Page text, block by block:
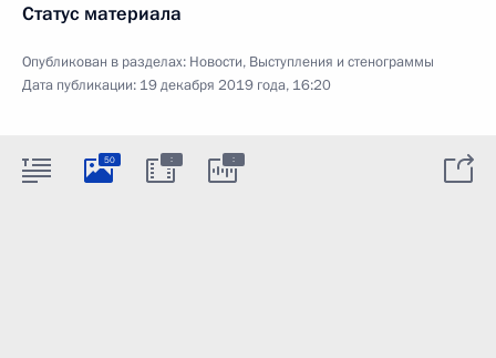
Статус материала
Опубликован в разделах: Новости, Выступления и стенограммы
Дата публикации: 19 декабря 2019 года, 16:20
50 : :